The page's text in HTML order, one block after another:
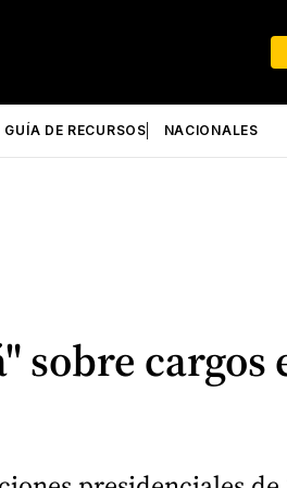
GUÍA DE RECURSOS NACIONALES
cargos